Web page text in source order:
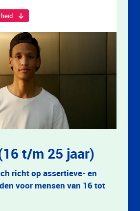
t/m 25 jaar)
richt op assertieve- en
voor mensen van 16 tot